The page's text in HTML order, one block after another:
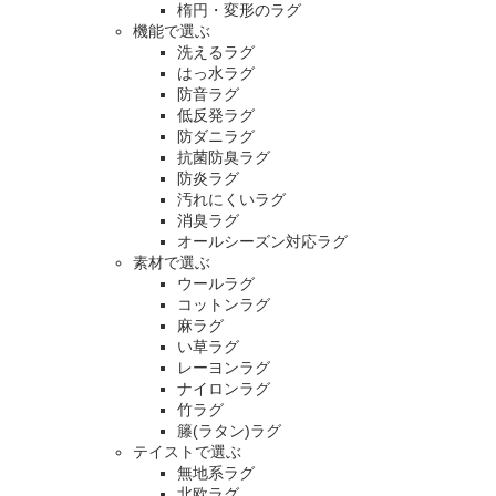
楕円・変形のラグ
機能で選ぶ
洗えるラグ
はっ水ラグ
防音ラグ
低反発ラグ
防ダニラグ
抗菌防臭ラグ
防炎ラグ
汚れにくいラグ
消臭ラグ
オールシーズン対応ラグ
素材で選ぶ
ウールラグ
コットンラグ
麻ラグ
い草ラグ
レーヨンラグ
ナイロンラグ
竹ラグ
籐(ラタン)ラグ
テイストで選ぶ
無地系ラグ